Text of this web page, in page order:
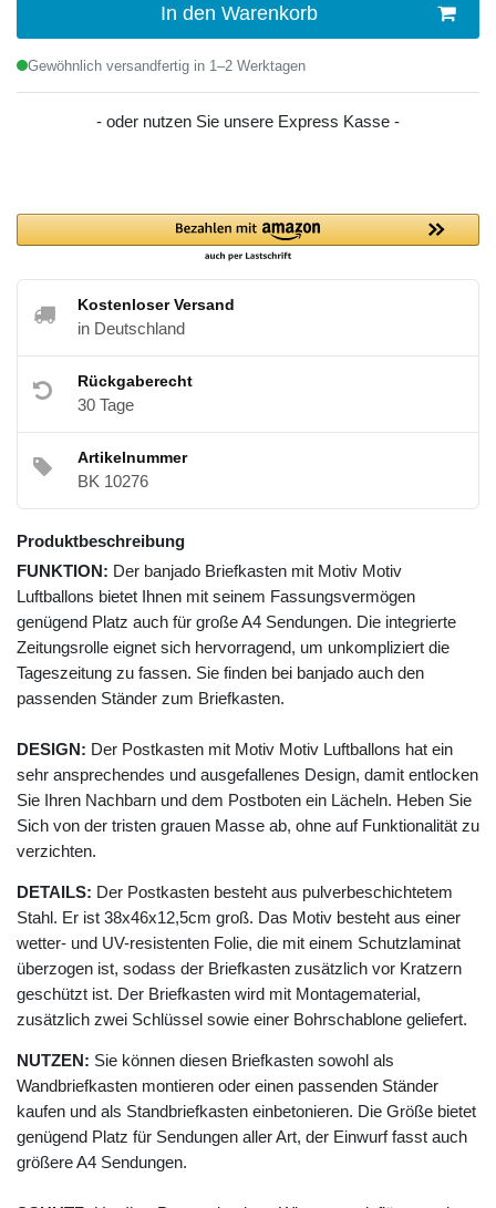
In den Warenkorb
Gewöhnlich versandfertig in 1–2 Werktagen
- oder nutzen Sie unsere Express Kasse -
Kostenloser Versand
in Deutschland
Rückgaberecht
30 Tage
Artikelnummer
BK 10276
Produktbeschreibung
FUNKTION: Der banjado Briefkasten mit Motiv Motiv
Luftballons bietet Ihnen mit seinem Fassungsvermögen
genügend Platz auch für große A4 Sendungen. Die integrierte
Zeitungsrolle eignet sich hervorragend, um unkompliziert die
Tageszeitung zu fassen. Sie finden bei banjado auch den
passenden Ständer zum Briefkasten.
DESIGN: Der Postkasten mit Motiv Motiv Luftballons hat ein
sehr ansprechendes und ausgefallenes Design, damit entlocken
Sie Ihren Nachbarn und dem Postboten ein Lächeln. Heben Sie
Sich von der tristen grauen Masse ab, ohne auf Funktionalität zu
verzichten.
DETAILS: Der Postkasten besteht aus pulverbeschichtetem
Stahl. Er ist 38x46x12,5cm groß. Das Motiv besteht aus einer
wetter- und UV-resistenten Folie, die mit einem Schutzlaminat
überzogen ist, sodass der Briefkasten zusätzlich vor Kratzern
geschützt ist. Der Briefkasten wird mit Montagematerial,
zusätzlich zwei Schlüssel sowie einer Bohrschablone geliefert.
NUTZEN: Sie können diesen Briefkasten sowohl als
Wandbriefkasten montieren oder einen passenden Ständer
kaufen und als Standbriefkasten einbetonieren. Die Größe bietet
genügend Platz für Sendungen aller Art, der Einwurf fasst auch
größere A4 Sendungen.